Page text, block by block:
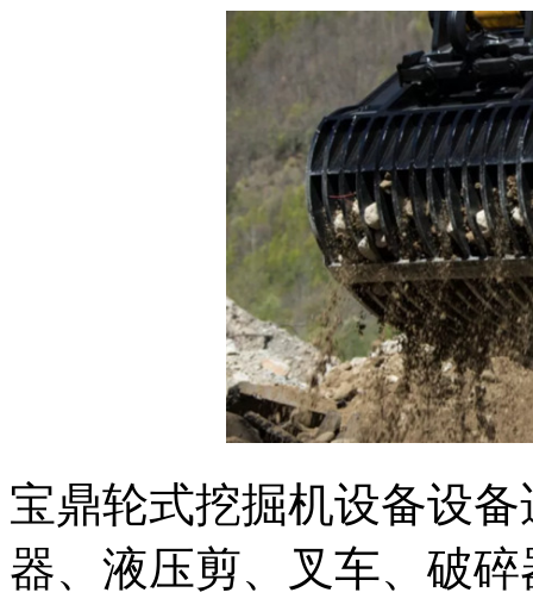
宝鼎轮式挖掘机设备设
器、液压剪、叉车、破